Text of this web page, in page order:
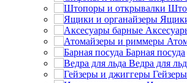
Барная посуда
Ведра для